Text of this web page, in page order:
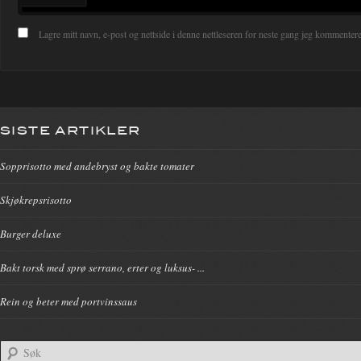
Lagre mitt navn, e-post og nettside i denne nettleseren for neste gang jeg
SISTE ARTIKLER
Sopprisotto med andebryst og bakte tomater
Skjøkrepsrisotto
Burger deluxe
Bakt torsk med sprø serrano, erter og luksus- ...
Rein og beter med portvinssaus